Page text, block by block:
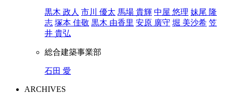
黒木 政人 市川 優太 馬場 貴輝 中屋 悠理 妹尾 隆
志 塚本 佳敬 黒木 由香里 安原 廣守 堀 美沙希 笠
井 貴弘
総合建築事業部
石田 愛
ARCHIVES